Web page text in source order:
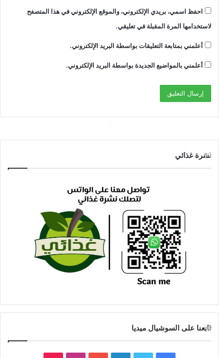
احفظ اسمي، بريدي الإلكتروني، والموقع الإلكتروني في هذا المتصفح
لاستخدامها المرة المقبلة في تعليقي.
أعلمني بمتابعة التعليقات بواسطة البريد الإلكتروني.
أعلمني بالمواضيع الجديدة بواسطة البريد الإلكتروني.
نشرة غذائي
تابعنا على السوشيال ميديا